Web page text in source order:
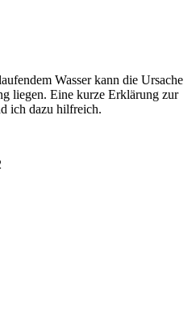
Wasser kann die Ursache
liegen. Eine kurze Erklärung zur
ich dazu hilfreich.